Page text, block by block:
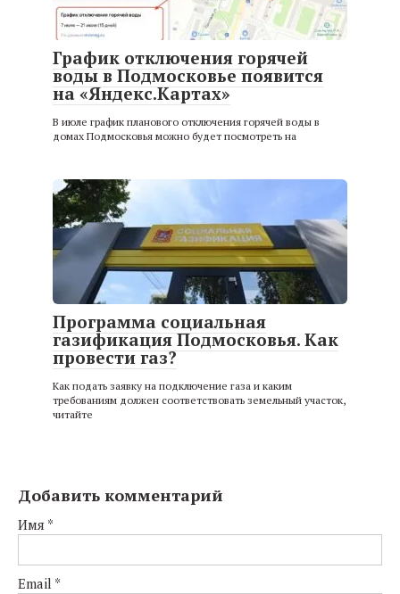
График отключения горячей
воды в Подмосковье появится
на «Яндекс.Картах»
В июле график планового отключения горячей воды в
домах Подмосковья можно будет посмотреть на
Программа социальная
газификация Подмосковья. Как
провести газ?
Как подать заявку на подключение газа и каким
требованиям должен соответствовать земельный участок,
читайте
Добавить комментарий
Имя *
Email *